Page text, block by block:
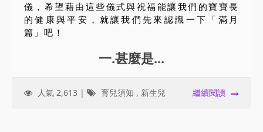
儀，希望藉由這些儀式與祝福能讓我們的寶寶長
的健康與平安，就讓我們先來認識一下「滿月
篇」吧！
一.甚麼是...
人氣 2,613 | 育兒須知 , 新生兒 繼續閱讀